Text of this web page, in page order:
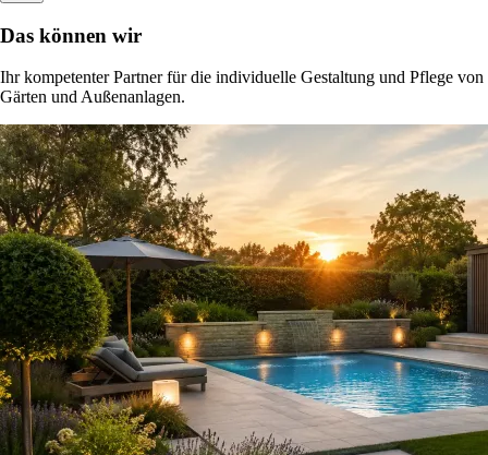
Das können wir
Ihr kompetenter Partner für die individuelle Gestaltung und Pflege von
Gärten und Außenanlagen.